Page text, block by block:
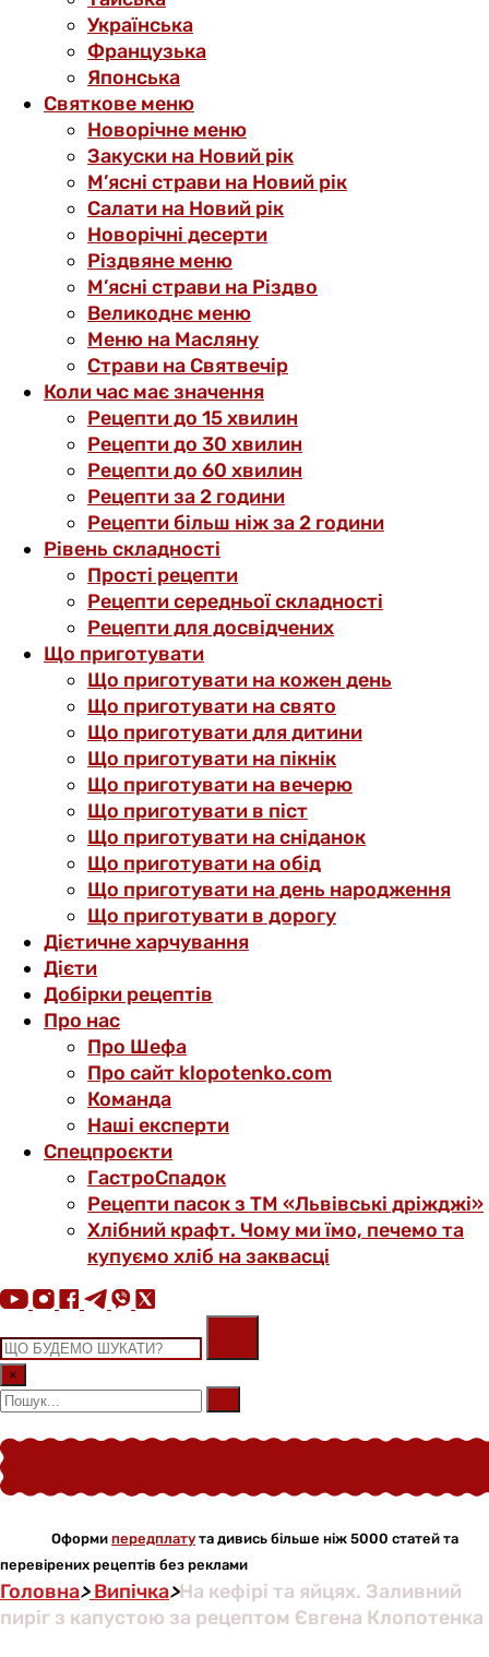
Українська
Французька
Японська
Святкове меню
Новорічне меню
Закуски на Новий рік
М’ясні страви на Новий рік
Салати на Новий рік
Новорічні десерти
Різдвяне меню
М’ясні страви на Різдво
Великоднє меню
Меню на Масляну
Страви на Святвечір
Коли час має значення
Рецепти до 15 хвилин
Рецепти до 30 хвилин
Рецепти до 60 хвилин
Рецепти за 2 години
Рецепти більш ніж за 2 години
Рівень складності
Прості рецепти
Рецепти середньої складності
Рецепти для досвідчених
Що приготувати
Що приготувати на кожен день
Що приготувати на свято
Що приготувати для дитини
Що приготувати на пікнік
Що приготувати на вечерю
Що приготувати в піст
Що приготувати на сніданок
Що приготувати на обід
Що приготувати на день народження
Що приготувати в дорогу
Дієтичне харчування
Дієти
Добірки рецептів
Про нас
Про Шефа
Про сайт klopotenko.com
Команда
Наші експерти
Спецпроєкти
ГастроСпадок
Рецепти пасок з ТМ «Львівські дріжджі»
Хлібний крафт. Чому ми їмо, печемо та
купуємо хліб на заквасці
×
Оформи передплату та дивись більше ніж 5000 статей та
перевірених рецептів без реклами
Головна>Випічка>На кефірі та яйцях. Заливний
пиріг з капустою за рецептом Євгена Клопотенка